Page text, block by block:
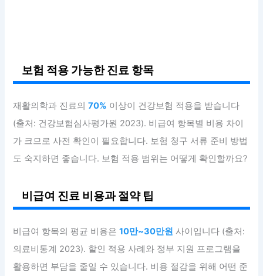
보험 적용 가능한 진료 항목
재활의학과 진료의70% 이상이 건강보험 적용을 받습니다
(출처: 건강보험심사평가원 2023). 비급여 항목별 비용 차이
가 크므로 사전 확인이 필요합니다. 보험 청구 서류 준비 방법
도 숙지하면 좋습니다. 보험 적용 범위는 어떻게 확인할까요?
비급여 진료 비용과 절약 팁
비급여 항목의 평균 비용은10만~30만원 사이입니다 (출처:
의료비통계 2023). 할인 적용 사례와 정부 지원 프로그램을
활용하면 부담을 줄일 수 있습니다. 비용 절감을 위해 어떤 준